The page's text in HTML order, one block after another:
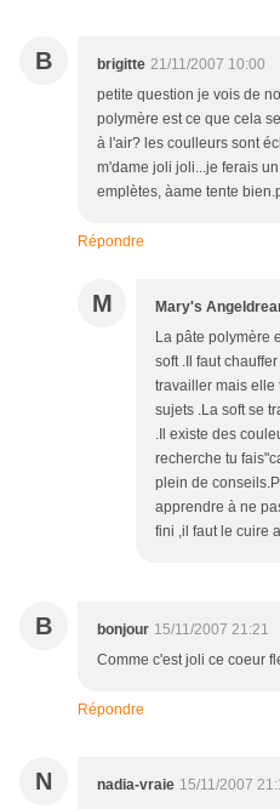
B brigitte 21/11/2007 10:00
petite question je vois de
polymère est ce que cela
à l'air? les coulleurs sont
m'dame joli joli...je ferais
emplètes, àame tente
Répondre
M Mary's
La pâte polymère
soft .Il faut
travailler mais elle
sujets .La soft se
.Il existe des
recherche tu
plein de
apprendre à ne
fini ,il faut le cuire
B bonjour 15/11/2007 21:21
Comme c'est joli ce coeur
Répondre
N nadia-vraie 15/11/2007